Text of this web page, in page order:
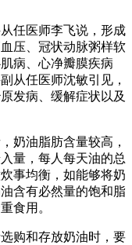
任医师李飞说，形成
压、冠状动脉粥样软
病、心净瓣膜疾病
从任医师沈敏引见，
发病、缓解症状以及
油脂肪含量较高，
量，每人每天油的总
事均衡，如能够将奶
含有必然量的饱和脂
食用。
购和存放奶油时，要